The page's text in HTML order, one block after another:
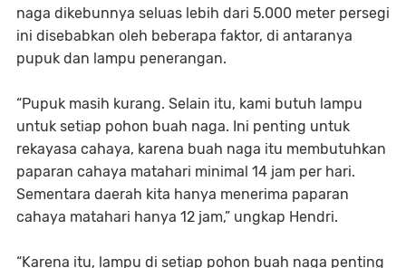
naga dikebunnya seluas lebih dari 5.000 meter persegi
ini disebabkan oleh beberapa faktor, di antaranya
pupuk dan lampu penerangan.
“Pupuk masih kurang. Selain itu, kami butuh lampu
untuk setiap pohon buah naga. Ini penting untuk
rekayasa cahaya, karena buah naga itu membutuhkan
paparan cahaya matahari minimal 14 jam per hari.
Sementara daerah kita hanya menerima paparan
cahaya matahari hanya 12 jam,” ungkap Hendri.
“Karena itu, lampu di setiap pohon buah naga penting